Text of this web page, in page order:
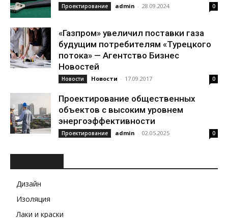
Проектирование admin - 28.09.2024 0
«Газпром» увеличил поставки газа
будущим потребителям «Турецкого
потока» — Агентство Бизнес
Новостей
Новости Новости - 17.09.2017 0
Проектирование общественных
объектов с высоким уровнем
энергоэффективности
Проектирование admin - 02.05.2025 0
Дизайн
Изоляция
Лаки и краски